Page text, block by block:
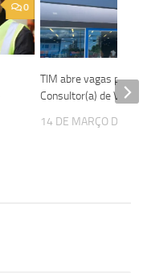
0
TIM abre vagas para
Consultor(a) de
14 DE MARÇO DE